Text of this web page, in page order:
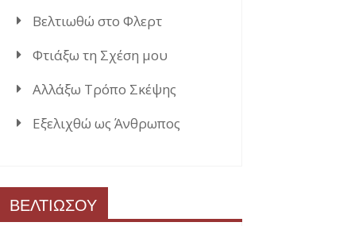
Βελτιωθώ στο Φλερτ
Φτιάξω τη Σχέση μου
Αλλάξω Τρόπο Σκέψης
Εξελιχθώ ως Άνθρωπος
ΒΕΛΤΙΩΣΟΥ